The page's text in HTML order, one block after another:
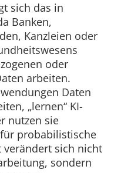
sich das in
Banken,
Kanzleien oder
oder
arbeiten.
Daten
„lernen“ KI-
nutzen sie
probabilistische
verändert sich nicht
sondern